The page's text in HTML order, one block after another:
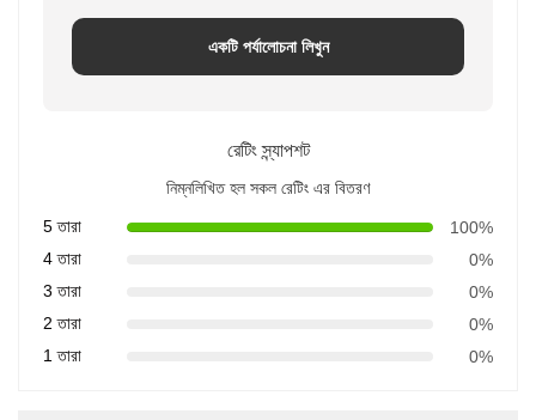
একটি পর্যালোচনা লিখুন
রেটিং স্ন্যাপশট
নিম্নলিখিত হল সকল রেটিং এর বিতরণ
5 তারা
100%
4 তারা
0%
3 তারা
0%
2 তারা
0%
1 তারা
0%